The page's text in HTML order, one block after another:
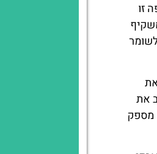
זו
לשומר
את
מספק